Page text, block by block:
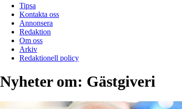
Tipsa
Kontakta oss
Annonsera
Redaktion
Om oss
Arkiv
Redaktionell policy
Nyheter om: Gästgiveri